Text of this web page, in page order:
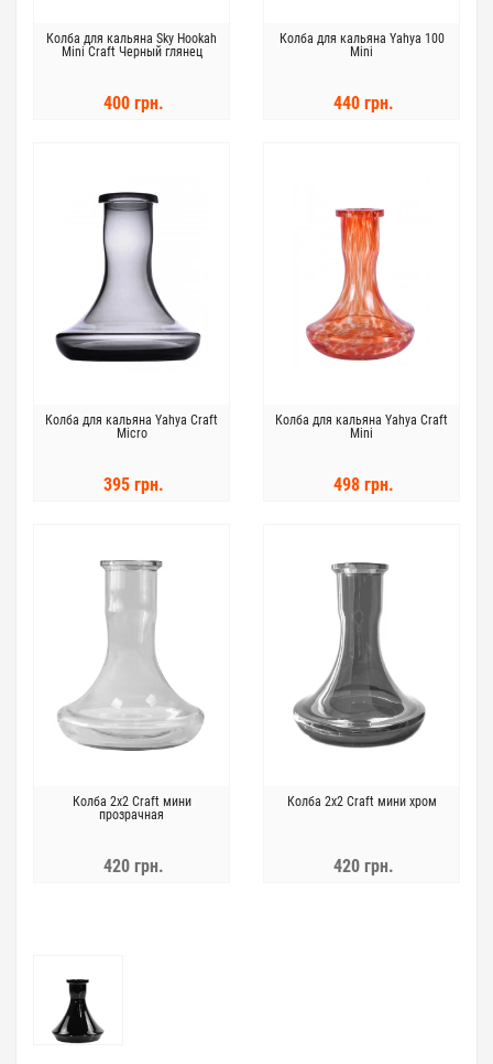
Колба для кальяна Sky Hookah
Mini Craft Черный глянец
400 грн.
Колба для кальяна Yahya 100
Mini
440 грн.
Колба для кальяна Yahya Craft
Micro
395 грн.
Колба для кальяна Yahya Craft
Mini
498 грн.
Колба 2x2 Craft мини
прозрачная
420 грн.
Колба 2x2 Craft мини хром
420 грн.